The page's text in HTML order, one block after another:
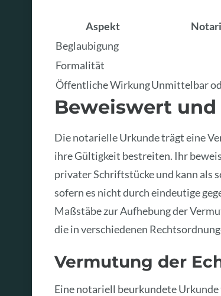
Aspekt
Beglaubigung
Formalität
Öffentliche WirkungUnmittelbar
Beweiswert
Die notarielle Urkunde trägt eine
ihre Gültigkeit bestreiten. Ihr
privater Schriftstücke und kann als
sofern es nicht durch eindeutige
Maßstäbe zur Aufhebung der
die in verschiedenen
Vermutung der
Eine notariell beurkundete